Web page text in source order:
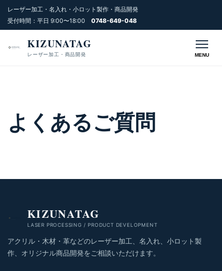
レーザー加工・名入れ・小ロット製作・商品開発
受付時間：平日 9:00〜18:00 0748-649-048
KIZUNATAG
レーザー加工・商品開発 MENU
よくあるご質問
KIZUNATAG
LASER PROCESSING / PRODUCT DEVELOPMENT
アクリル・木材・革などのレーザー加工、名入れ、小ロット製
作、オリジナル商品開発をご相談いただけます。